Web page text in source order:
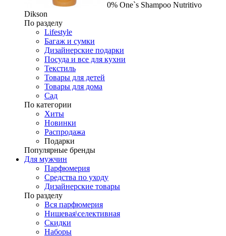
0% One`s Shampoo Nutritivo
Dikson
По разделу
Lifestyle
Багаж и сумки
Дизайнерские подарки
Посуда и все для кухни
Текстиль
Товары для детей
Товары для дома
Сад
По категории
Хиты
Новинки
Распродажа
Подарки
Популярные бренды
Для мужчин
Парфюмерия
Средства по уходу
Дизайнерские товары
По разделу
Вся парфюмерия
Нишевая\селективная
Скидки
Наборы